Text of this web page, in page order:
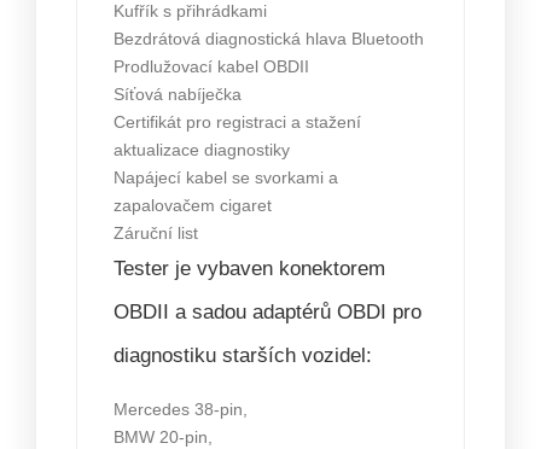
Kufřík s přihrádkami
Bezdrátová diagnostická hlava Bluetooth
Prodlužovací kabel OBDII
Síťová nabíječka
Certifikát pro registraci a stažení
aktualizace diagnostiky
Napájecí kabel se svorkami a
zapalovačem cigaret
Záruční list
Tester je vybaven konektorem
OBDII a sadou adaptérů OBDI pro
diagnostiku starších vozidel:
Mercedes 38-pin,
BMW 20-pin,